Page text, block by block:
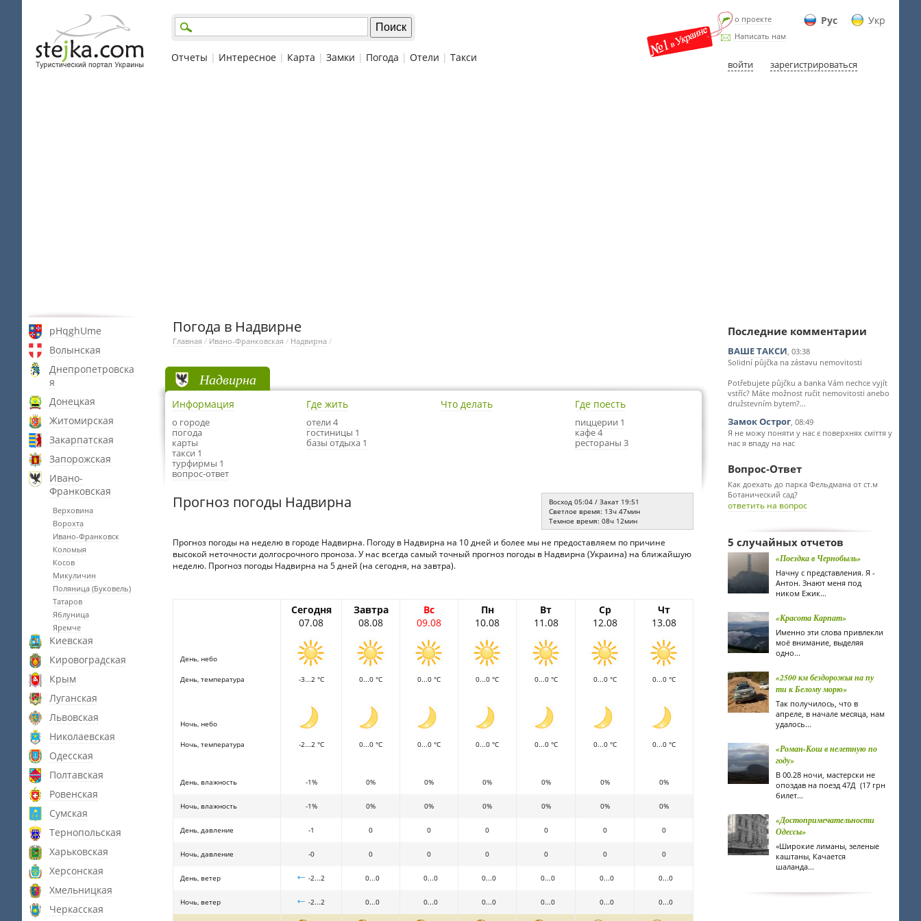
Рус Укр
о проекте
Написать нам
войти зарегистрироваться
Отчеты | Интересное | Карта | Замки | Погода | Отели | Такси
pHqghUme
Волынская
Днепропетровска
я
Донецкая
Житомирская
Закарпатская
Запорожская
Ивано-
Франковская
Верховина
Ворохта
Ивано-Франковск
Коломыя
Косов
Микуличин
Поляница (Буковель)
Татаров
Яблуница
Яремче
Киевская
Кировоградская
Крым
Луганская
Львовская
Николаевская
Одесская
Полтавская
Ровенская
Сумская
Тернопольская
Харьковская
Херсонская
Хмельницкая
Черкасская
Погода в Надвирне
Главная / Ивано-Франковская / Надвирна /
Надвирна
Информация
о городе
погода
карты
такси 1
турфирмы 1
вопрос-ответ
Где жить
отели 4
гостиницы 1
базы отдыха 1
Что делать Где поесть
пиццерии 1
кафе 4
рестораны 3
Прогноз погоды Надвирна
Восход 05:04 / Закат 19:51
Светлое время: 13ч 47мин
Темное время: 08ч 12мин
Прогноз погоды на неделю в городе Надвирна. Погоду в Надвирна на 10 дней и более мы не предоставляем по причине
высокой неточности долгосрочного проноза. У нас всегда самый точный прогноз погоды в Надвирна (Украина) на ближайшую
неделю. Прогноз погоды Надвирна на 5 дней (на сегодня, на завтра).
Сегодня
07.08
Завтра
08.08
Вс
09.08
Пн
10.08
Вт
11.08
Ср
12.08
Чт
13.08
День, небо
День, температура -3...2 °C 0...0 °C 0...0 °C 0...0 °C 0...0 °C 0...0 °C 0...0 °C
Ночь, небо
Ночь, температура -2...2 °C 0...0 °C 0...0 °C 0...0 °C 0...0 °C 0...0 °C 0...0 °C
День, влажность -1% 0% 0% 0% 0% 0% 0%
Ночь, влажность -1% 0% 0% 0% 0% 0% 0%
День, давление -1 0 0 0 0 0 0
Ночь, давление -0 0 0 0 0 0 0
День, ветер -2...2 0...0 0...0 0...0 0...0 0...0 0...0
Ночь, ветер -2...2 0...0 0...0 0...0 0...0 0...0 0...0
Последние комментарии
ВАШЕ ТАКСИ, 03:38
Solidní půjčka na zástavu nemovitosti
Potřebujete půjčku a banka Vám nechce vyjít
vstříc? Máte možnost ručit nemovitosti anebo
družstevním bytem?...
Замок Острог, 08:49
Я не можу поняти у нас є поверхнях сміття у
нас я впаду на нас
Вопрос-Ответ
Как доехать до парка Фельдмана от ст.м
Ботанический сад?
ответить на вопрос
5 случайных отчетов
«Поездка в Чернобыль»
Начну с представления. Я -
Антон. Знают меня под
ником Ежик...
«Красота Карпат»
Именно эти слова привлекли
моё внимание, выделяя
одно...
«2500 км бездорожья на пу
ти к Белому морю»
Так получилось, что в
апреле, в начале месяца, нам
удалось...
«Роман-Кош в нелетную по
году»
В 00.28 ночи, мастерски не
опоздав на поезд 47Д (17 грн
билет...
«Достопримечательности
Одессы»
«Широкие лиманы, зеленые
каштаны, Качается
шаланда...